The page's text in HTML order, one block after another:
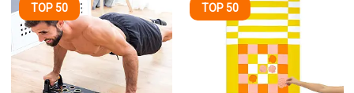
TOP 50 TOP 50